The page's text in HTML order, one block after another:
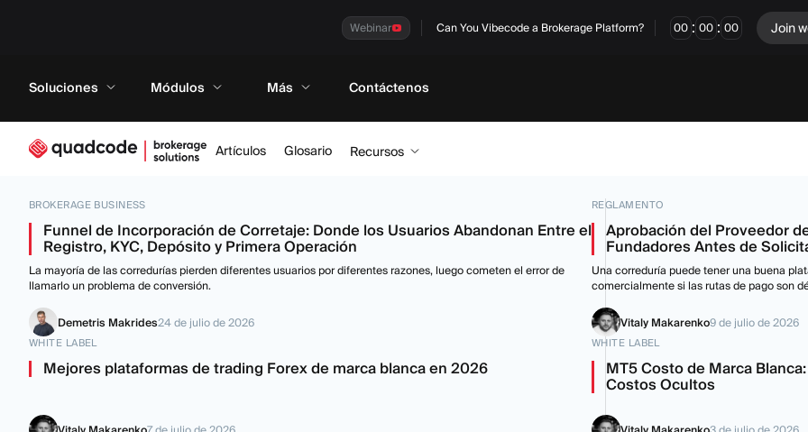
Webinar Can You Vibecode a Brokerage Platform? 00 : 00 : 00 Join
Soluciones Módulos Más Contáctenos
Artículos Glosario Recursos
BROKERAGE BUSINESS
Funnel de Incorporación de Corretaje: Donde los Usuarios Abandonan Entre el
Registro, KYC, Depósito y Primera Operación
La mayoría de las corredurías pierden diferentes usuarios por diferentes razones, luego cometen el error de
llamarlo un problema de conversión.
Demetris Makrides24 de julio de 2026
REGLAMENTO
Aprobación del Proveedor
Fundadores Antes de
Una correduría puede tener una buena
comercialmente si las rutas de pago son
Vitaly Makarenko9 de julio de 2026
WHITE LABEL
Mejores plataformas de trading Forex de marca blanca en 2026
Vitaly Makarenko7 de julio de 2026
WHITE LABEL
MT5 Costo de Marca
Costos Ocultos
Vitaly Makarenko3 de julio de 2026